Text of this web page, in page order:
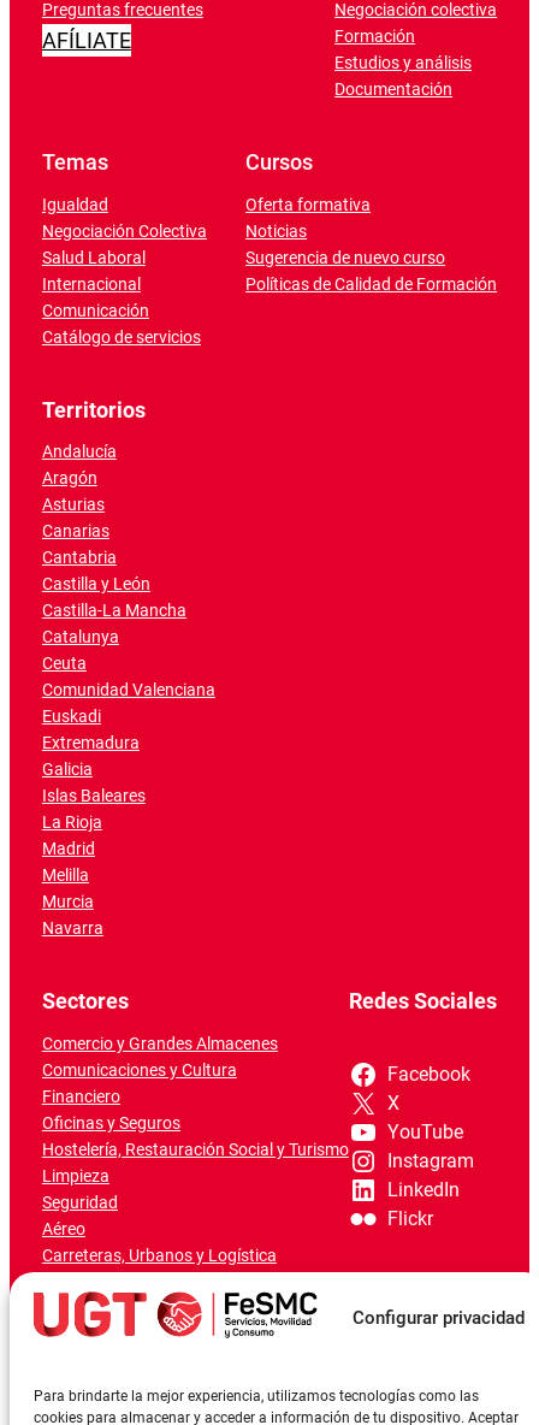
Configurar privacidad
Para brindarte la mejor experiencia, utilizamos tecnologías como las
cookies para almacenar y acceder a información de tu dispositivo. Aceptar
Preguntas frecuentes
AFÍLIATE
Negociación colectiva
Formación
Estudios y análisis
Documentación
Temas
Igualdad
Negociación Colectiva
Salud Laboral
Internacional
Comunicación
Catálogo de servicios
Cursos
Oferta formativa
Noticias
Sugerencia de nuevo curso
Políticas de Calidad de Formación
Territorios
Andalucía
Aragón
Asturias
Canarias
Cantabria
Castilla y León
Castilla-La Mancha
Catalunya
Ceuta
Comunidad Valenciana
Euskadi
Extremadura
Galicia
Islas Baleares
La Rioja
Madrid
Melilla
Murcia
Navarra
Sectores
Comercio y Grandes Almacenes
Comunicaciones y Cultura
Financiero
Oficinas y Seguros
Hostelería, Restauración Social y Turismo
Limpieza
Seguridad
Aéreo
Carreteras, Urbanos y Logística
Marítimo-Portuario
Redes Sociales
Facebook
X
YouTube
Instagram
LinkedIn
Flickr